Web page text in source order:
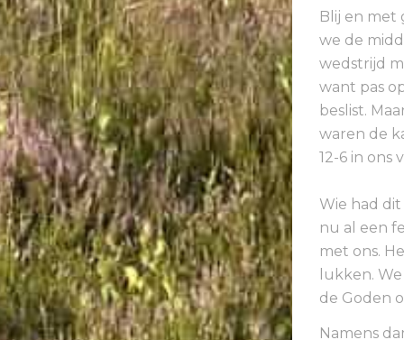
Blij en met
we de
wedstrijd
want pas
beslist.
waren de
12-6 in ons
Wie had
nu al een
met ons.
lukken.
de Goden
Namens